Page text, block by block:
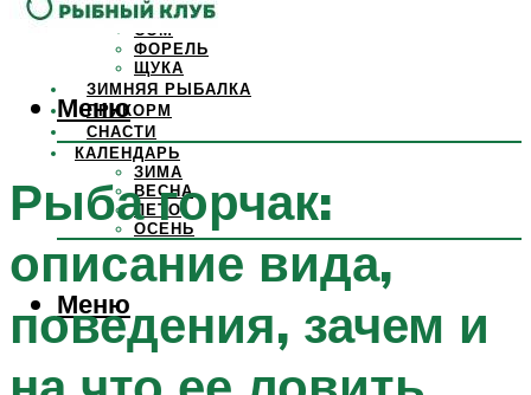
САЗАН
СОМ
ФОРЕЛЬ
ЩУКА
ЗИМНЯЯ РЫБАЛКА
ПРИКОРМ
СНАСТИ
КАЛЕНДАРЬ
ЗИМА
ВЕСНА
ЛЕТО
ОСЕНЬ
Меню
Меню
Рыба горчак:
описание вида,
поведения, зачем и